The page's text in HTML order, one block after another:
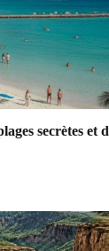
secrètes et